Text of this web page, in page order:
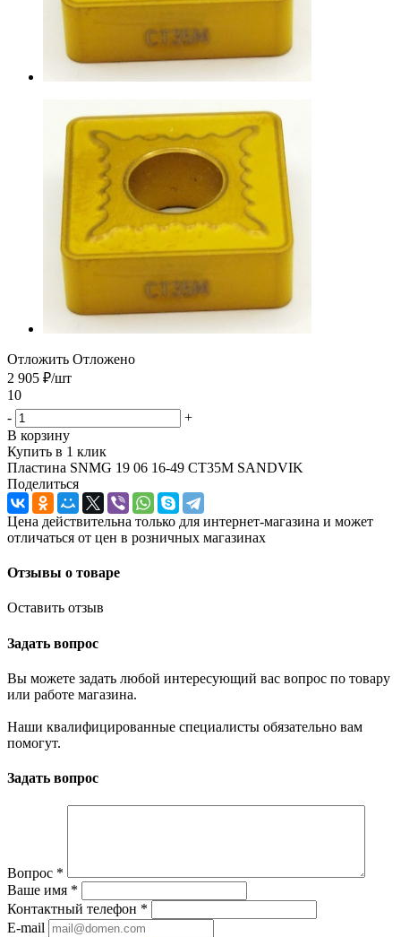
Отложить Отложено
2 905 ₽/шт
10
-
+
В корзину
Купить в 1 клик
Пластина SNMG 19 06 16-49 CT35M SANDVIK
Поделиться
Цена действительна только для интернет-магазина и может
отличаться от цен в розничных магазинах
Отзывы о товаре
Оставить отзыв
Задать вопрос
Вы можете задать любой интересующий вас вопрос по товару
или работе магазина.
Наши квалифицированные специалисты обязательно вам
помогут.
Задать вопрос
Вопрос *
Ваше имя *
Контактный телефон *
E-mail